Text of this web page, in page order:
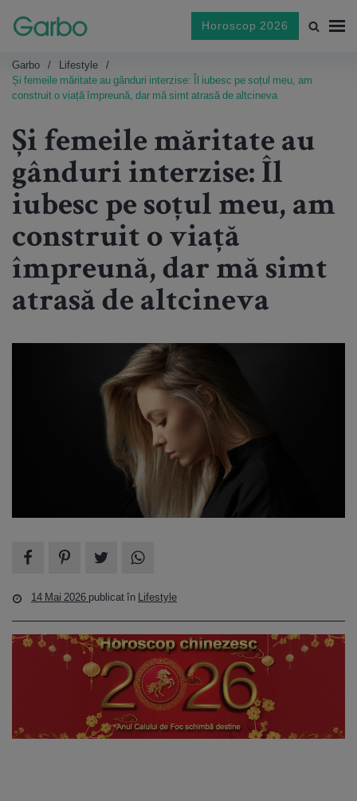
Horoscop 2026
Garbo
Lifestyle
Și femeile măritate au gânduri interzise: Îl iubesc pe soțul meu, am
construit o viață împreună, dar mă simt atrasă de altcineva
Și femeile măritate au
gânduri interzise: Îl
iubesc pe soțul meu, am
construit o viață
împreună, dar mă simt
atrasă de altcineva
14 Mai 2026 publicat în Lifestyle